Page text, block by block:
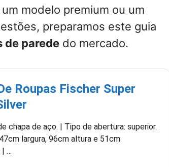
modelo premium ou um
preparamos este guia
de parede do mercado.
Roupas Fischer Super
chapa de aço. | Tipo de abertura: superior.
largura, 96cm altura e 51cm
| …